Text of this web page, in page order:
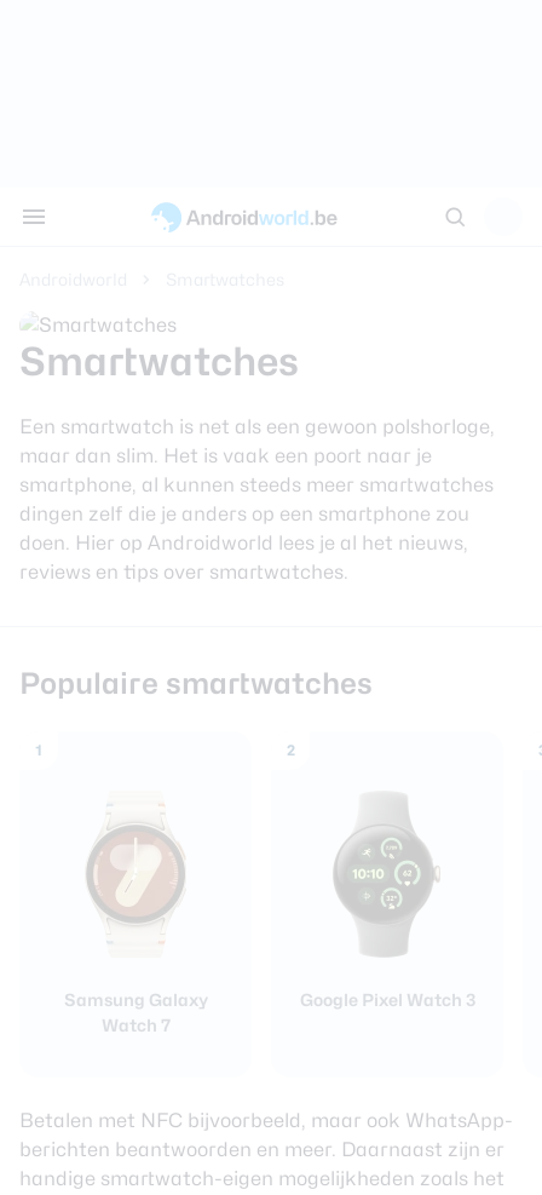
Smartwatches
Een smartwatch is net als een gewoon polshorloge,
maar dan slim. Het is vaak een poort naar je
smartphone, al kunnen steeds meer smartwatches
dingen zelf die je anders op een smartphone zou
doen. Hier op Androidworld lees je al het nieuws,
reviews en tips over smartwatches.
Populaire smartwatches
1
Samsung Galaxy
Watch 7
2
Google Pixel Watch 3
Betalen met NFC bijvoorbeeld, maar ook WhatsApp-
berichten beantwoorden en meer. Daarnaast zijn er
handige smartwatch-eigen mogelijkheden zoals het
Over ons
Samsung
Samsung
review
Xiaomi 14
Beste
Beste tablets
AW Poll